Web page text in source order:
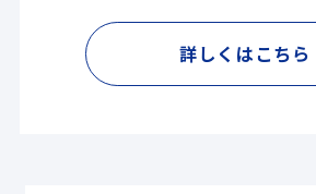
詳しくはこちら